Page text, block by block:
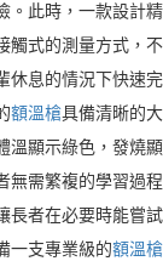
。此時，一款設計
觸式的測量方式，
休息的情況下快速
額溫槍具備清晰的
溫顯示綠色，發燒
無需繁複的學習過
長者在必要時能嘗
一支專業級的額溫槍